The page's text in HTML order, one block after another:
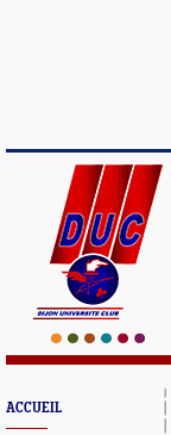
ACCUEIL